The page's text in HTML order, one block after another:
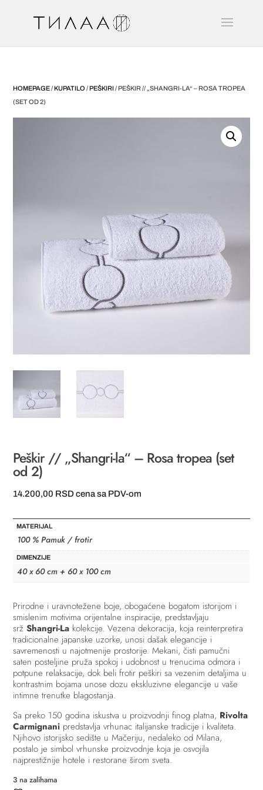
HOMEPAGE/KUPATILO /PEŠKIRI/ PEŠKIR // „SHANGRI-LA“ – ROSA TROPEA
(SET OD 2)
Peškir // „Shangri-la“ – Rosa tropea (set
od 2)
14.200,00 RSD cena sa PDV-om
MATERIJAL
100 % Pamuk / frotir
DIMENZIJE
40 x 60 cm + 60 x 100 cm
Prirodne i uravnotežene boje, obogaćene bogatom istorijom i
smislenim motivima orijentalne inspiracije, predstavljaju
sržShangri-La kolekcije. Vezena dekoracija, koja reinterpretira
tradicionalne japanske uzorke, unosi dašak elegancije i
savremenosti u najotmenije prostorije. Mekani, čisti pamučni
saten posteljine pruža spokoj i udobnost u trenucima odmora i
potpune relaksacije, dok beli frotir peškiri sa vezenim detaljima u
kontrastnim bojama unose dozu ekskluzivne elegancije u vaše
intimne trenutke blagostanja.
Sa preko 150 godina iskustva u proizvodnji finog platna, Rivolta
Carmignani predstavlja vrhunac italijanske tradicije i kvaliteta.
Njihovo istorijsko sedište u Mačeriju, nedaleko od Milana,
postalo je simbol vrhunske proizvodnje koja je osvojila
najprestižnije hotele i restorane širom sveta.
3 na zalihama